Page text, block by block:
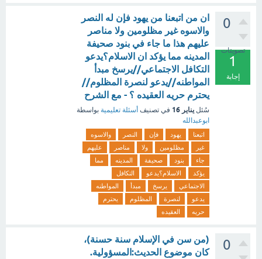
0
تصويتات
1
إجابة
ان من اتبعنا من يهود فإن له النصر
والاسوه غير مظلومين ولا مناصر
عليهم هذا ما جاء في بنود صحيفة
المدينه مما يؤكد ان الاسلام؟يدعو
التكافل الاجتماعي//يرسخ مبدأ
المواطنه//يدعو لنصرة المظلوم//
يحترم حريه العقيده ؟ - مع الشرح
سُئل يناير 16 في تصنيف أسئلة تعليمية بواسطة
ابوعبدالله
اتبعنا يهود فإن النصر
والاسوه
غير
مظلومين ولا مناصر
عليهم
جاء
بنود صحيفة المدينه
مما
يؤكد
الاسلام؟يدعو
التكافل
الاجتماعي
يرسخ مبدأ
المواطنه
يدعو
لنصرة المظلوم
يحترم
حريه
العقيده
0
(من سن في الإسلام سنة حسنة)،
كان موضوع الحديث:المسؤولية.